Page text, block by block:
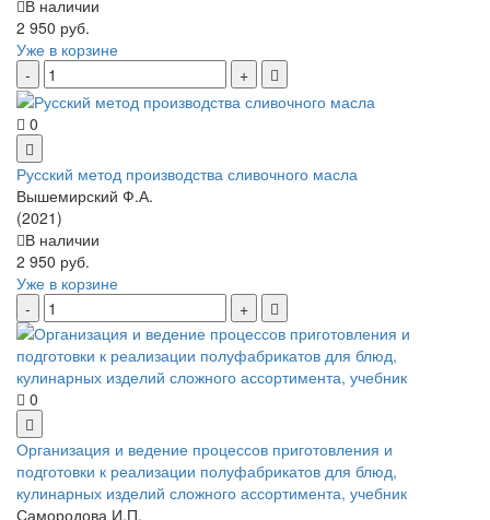
В наличии
2 950 руб.
Уже в корзине
0
Русский метод производства сливочного масла
Вышемирский Ф.А.
(2021)
В наличии
2 950 руб.
Уже в корзине
0
Организация и ведение процессов приготовления и
подготовки к реализации полуфабрикатов для блюд,
кулинарных изделий сложного ассортимента, учебник
Самородова И.П.